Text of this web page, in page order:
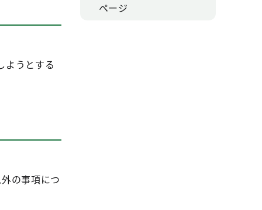
ようとする
の事項につ
ページ